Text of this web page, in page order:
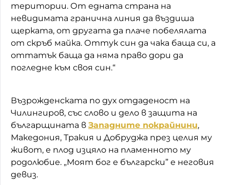
територии. От едната страна на
невидимата гранична линия да въздиша
щерката, от другата да плаче побелялата
от скръб майка. Оттук син да чака баща си, а
оттатък баща да няма право дори да
погледне към своя син.“
Възрожденската по дух отдаденост на
Чилингиров, със слово и дело в защита на
българщината в Западните покрайнини,
Македония, Тракия и Добруджа през целия му
живот, е плод изцяло на пламенното му
родолюбие. „Моят бог е български” е неговия
девиз.